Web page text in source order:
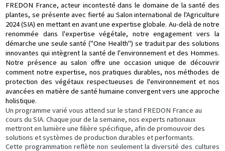
FREDON France, acteur incontesté dans le domaine de la santé des
plantes, se présente avec fierté au Salon international de l'Agriculture
2024 (SIA) en mettant en avant une expertise globale. Au-delà de notre
renommée dans l'expertise végétale, notre engagement vers la
démarche une seule santé ("One Health") se traduit par des solutions
innovantes qui intègrent la santé de l'environnement et des Hommes.
Notre présence au salon offre une occasion unique de découvrir
comment notre expertise, nos pratiques durables, nos méthodes de
protection des végétaux respectueuses de l'environnement et nos
avancées en matière de santé humaine convergent vers une approche
holistique.
Un programme varié vous attend sur le stand FREDON France au
cours du SIA. Chaque jour de la semaine, nos experts nationaux
mettront en lumière une filière spécifique, afin de promouvoir des
solutions et systèmes de production durables et performants.
Cette programmation reflète non seulement la diversité des cultures